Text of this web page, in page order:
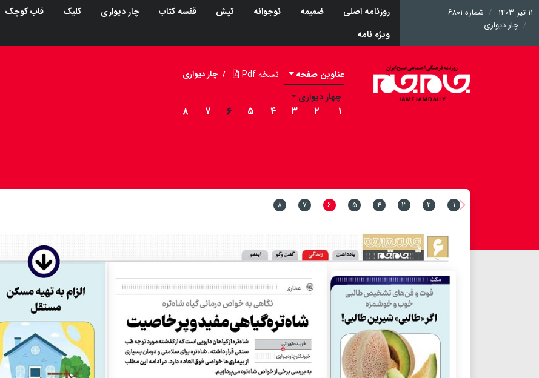
۱۱ تیر ۱۴۰۳
شماره ۶۸۰۱
چار دیواری
روزنامه اصلی ضمیمه نوجوانه تپش قفسه کتاب چار دیواری کلیک
قاب کوچک
ویژه نامه
عناوین صفحه نسخه Pdf / چار دیواری
چهار دیواری
۱ ۲ ۳ ۴ ۵ ۶ ۷ ۸
۱ ۲ ۳ ۴ ۵ ۶ ۷ ۸